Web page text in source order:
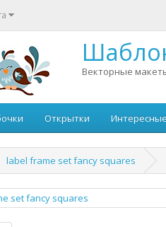
Векторные
Открытки
label frame set fancy squares